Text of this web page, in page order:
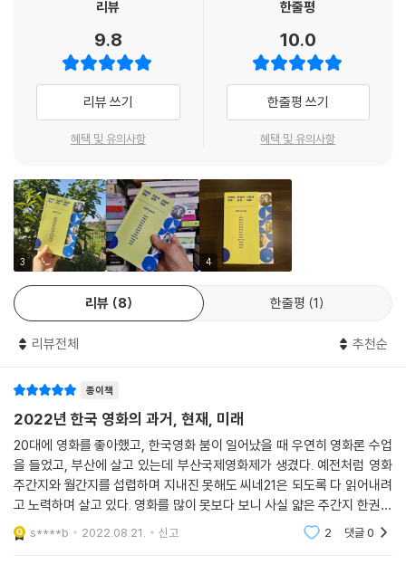
여행자의 시선으로 공간을 본다는 것 자체가 영화에서 공간을 어떤 프레임
으로 잡을 것인가, 공간을 어떻게 바라보게 만들 것인가를 대신 설명해 주
는 것 같기도 하고요. (김종관)
--- p.63
게 그런 감정을 보여주는 도구로 쓰기 좋은 거 같아요. 사람들이 연애하면
서 보이는 이기심과 이타심 사이에서 방황하는 모습에서 끌어낼 수 있는
재미가 상당하니까요. (김종관)
--- p.70
[아무도 없는 곳]과 [조제] [달이 지는 밤]의 [방울소리]까지 계속 겨울 영
화를 만들었습니다. 반면 [최악의 하루]나 [더 테이블] [밤을 걷다]는 여름
영화였죠. 우연의 연속처럼 보이는 흐름이지만 계절이 영화의 미장센 같은
요소가 되는 영화를 거듭 찍어왔다는 생각도 듭니다. 반대로 말하자면 계
셈이죠. 그런 면에서 계절을 선택할 수 있는 원만한 환경에서 영화를 만들
고 싶진 않을까 궁금합니다. (민용준)
[조제]는 계절이 정해져 있어서 적절한 때 맞춰 찍은 것이긴 한데 어쨌든
저는 계절적인 문제는 항상 중요하게 생각해요. 영화에 계절이 반영되는
것 자체를 좋아하니까요. 그래서 계절을 포기하거나 그렇지는 않았고요.
다만 옛날부터 길에서 많은 영화를 만들어왔기 때문에 어느 계절이든, 어
영화에서 여성 캐릭터는 언제나 중요한 역할을 차지하고 있었다. ‘[올드보
이]는 미도(강혜정)만 진실을 모르는 채로 끝나잖아요. 물론 그래야만 하
는 이야기였지만 그게 마음에 걸렸어요. 모두 다 알게 된 진실을 그녀만 모
르는 상태로 끝을 맺어서 왠지 미안하더라고요. 그리고 여자만 아무것도
모르게 만든 채 이야기를 끝냈다는 게 찜찜했어요.’ 감독의 말에서는 어쩐
지 ‘그’만 모른 채 끝나버린 [헤어질 결심]이 떠오른다. 그의 두 번째 인터뷰
는 2020년 6월, [헤어질 결심]이라는 미완의 세계를 갈무리하고 있는 시
이어서 장르로 규정하기 힘든 봉준호 감독의 영화 세계를 만날 수 있다.
[플란다스의 개]로 시작되어 [살인의 추억] [괴물] [마더]를 통해 멀리 나
아간 뒤 [설국열차]와 [옥자]라는 전환점이자 반환점을 돌아 [기생충]이
라는 새로운 정점까지. 2021년 10월 13일과 20일 두 차례에 걸쳐 봉준호
감독과 나눈 대화를 담았다. 2020 아카데미 시상식 이야기와 [오징어 게
임]의 신드롬과 진범이 밝혀진 [살인의 추억] 그 후 이야기도 직접 들을 수
있다. 결국 최근 진범이 밝혀진 [살인의 추억]은 그런 시대에서 좌절하는
했다. [기생충]을 떠올리면서는 ’이젠 정말 가족들이 행복한 결말을 맞는
영화를 찍고 싶어요‘라는 말도 남겼다.
아이다운 시선으로 우리에 대해 우리라는 언어에 대해 다시 돌아보게 하는
영화도 있다. ‘우리’라는 다정한 언어의 기질과 달리 때때로 타자화된 이방
인에게 ‘우리’란 가혹하고 매몰찬 현실임을 깨닫는다. 윤가은 감독의 [우리
들]과 [우리집]은 바로 그런 ‘우리’라는 언어를 통해 측정되는 세계에 대해
바라본다. 윤단비 감독의 격랑과 마주한 한 소녀와 한 가족의 이야기, [남
제대로 묻지 않으면 적절히 답할 수 없다. 진심을 다해 듣지 않으면 열린 마
음으로 말할 수 없다. 온전히 공명하는 리액션이 아니라면 명언을 제조하
속속 중앙에 꽂히는 과녁이 아니다. 어디로 방향을 틀어도 어느새 넉넉한
길로 접어들게 되는 정원 같은 것이다. 오랜만에 그런 인터뷰들을 흡족한
마음으로 읽었다. 깊이와 넓이를 함께 갖춰 페이지마다 감독들의 창작 동
서 생기가 넘쳐, 한 장씩 넘기다 보니 글로 옮겨져 역사가 된 그날 그때의
풍경들이 눈에 선하다. 박찬욱, 봉준호 감독부터 윤단비, 임선애 감독까지,
한국영화의 과거와 현재 그리고 미래의 곡진한 순간들이 여기 담겼다.
- 이동진 (영화평론가)
종종 인터뷰어가 축구 심판 같다는 생각을 할 때가 있다. 필드에서 그 누구
보다 중립적인 존재로 보이지만 결코 절대적인 중립자는 아니며 호각을 언
제, 어떻게 사용하느냐에 따라 경기 내용을 흥미롭게, 혹은 따분하게도 만
보이지만 실은 인터뷰이에 대한 애정과 지식으로 가득하다.
당연하게도 그런 성의는 인터뷰에 온기를 더하고 결과물의 질을 높인다.
필드에 오른 스타 플레이어들이 마음껏 실력 발휘할 수 있도록 경기의 흐
름을 조율하는 섬세하고 애정어린 호각. 한 권 가득 명경기들을 끌어낸 노
련한 호각의 존재감을 느낄 수 있는 책이다.
- 황석희 (번역가)
리뷰
9.8
리뷰 쓰기
혜택 및 유의사항
한줄평
10.0
한줄평 쓰기
혜택 및 유의사항
3 4
리뷰 8 한줄평 1
리뷰전체 추천순
종이책
2022년 한국 영화의 과거, 현재, 미래
20대에 영화를 좋아했고, 한국영화 붐이 일어났을 때 우연히 영화론 수업
을 들었고, 부산에 살고 있는데 부산국제영화제가 생겼다. 예전처럼 영화
주간지와 월간지를 섭렵하며 지내진 못해도 씨네21은 되도록 다 읽어내려
고 노력하며 살고 있다. 영화를 많이 못보다 보니 사실 얇은 주간지 한권을
다 읽어내기도 쉽지가 않다. 아무래도 보지 않은 영화, 모르는 배우에 대한
글이 와닿
s****b 2022.08.21. 신고 2 댓글0